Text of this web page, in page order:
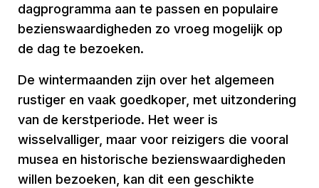
dagprogramma aan te passen en populaire
bezienswaardigheden zo vroeg mogelijk op
de dag te bezoeken.
De wintermaanden zijn over het algemeen
rustiger en vaak goedkoper, met uitzondering
van de kerstperiode. Het weer is
wisselvalliger, maar voor reizigers die vooral
musea en historische bezienswaardigheden
willen bezoeken, kan dit een geschikte